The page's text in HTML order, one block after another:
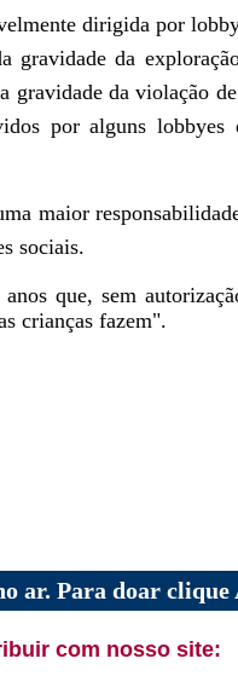
dirigida por
da
da violação
por alguns lobbyes
maior
sociais.
que, sem
crianças fazem".
ar. Para doar
com nosso site: